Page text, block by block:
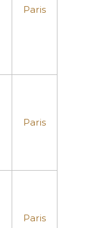
Paris
Paris
Paris